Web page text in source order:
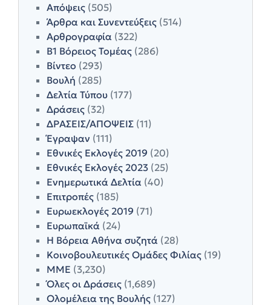
Απόψεις (505)
Άρθρα και Συνεντεύξεις (514)
Αρθρογραφία (322)
Β1 Βόρειος Τομέας (286)
Βίντεο (293)
Βουλή (285)
Δελτία Τύπου (177)
Δράσεις (32)
ΔΡΑΣΕΙΣ/ΑΠΟΨΕΙΣ (11)
Έγραψαν (111)
Εθνικές Εκλογές 2019 (20)
Εθνικές Εκλογές 2023 (25)
Ενημερωτικά Δελτία (40)
Επιτροπές (185)
Ευρωεκλογές 2019 (71)
Ευρωπαϊκά (24)
Η Βόρεια Αθήνα συζητά (28)
Κοινοβουλευτικές Ομάδες Φιλίας (19)
ΜΜΕ (3,230)
Όλες οι Δράσεις (1,689)
Ολομέλεια της Βουλής (127)